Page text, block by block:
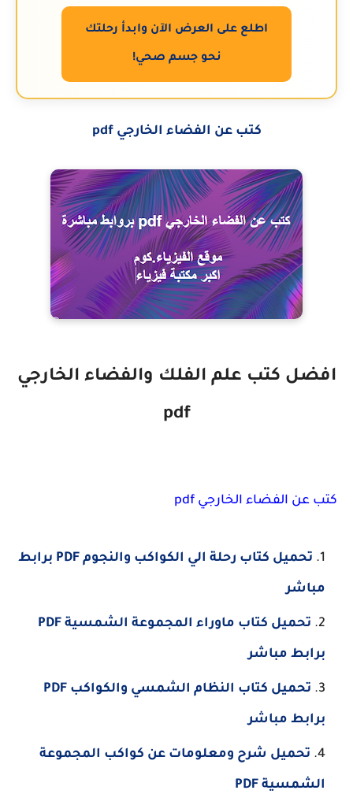
اطلع على العرض الآن وابدأ رحلتك
نحو جسم صحي!
كتب عن الفضاء الخارجي pdf
افضل كتب علم الفلك والفضاء الخارجي
pdf
كتب عن الفضاء الخارجي pdf
تحميل كتاب رحلة الي الكواكب والنجوم PDF برابط
مباشر
تحميل كتاب ماوراء المجموعة الشمسية PDF
برابط مباشر
تحميل كتاب النظام الشمسي والكواكب PDF
برابط مباشر
تحميل شرح ومعلومات عن كواكب المجموعة
الشمسية PDF